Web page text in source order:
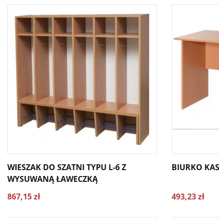
WIESZAK DO SZATNI TYPU L-6 Z
WYSUWANĄ ŁAWECZKĄ
867,15 zł
BIURKO
493,23 zł